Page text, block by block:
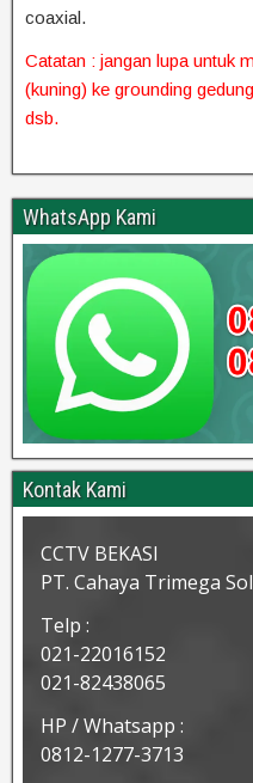
coaxial.
Catatan : jangan lupa untuk
(kuning) ke grounding
dsb.
WhatsApp Kami
Kontak Kami
CCTV BEKASI
PT. Cahaya Trimega
Telp :
021-22016152
021-82438065
HP / Whatsapp :
0812-1277-3713